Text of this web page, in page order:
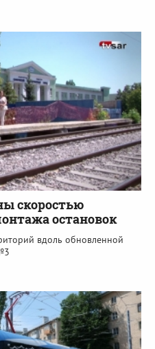
скоростью
остановок
вдоль обновленной